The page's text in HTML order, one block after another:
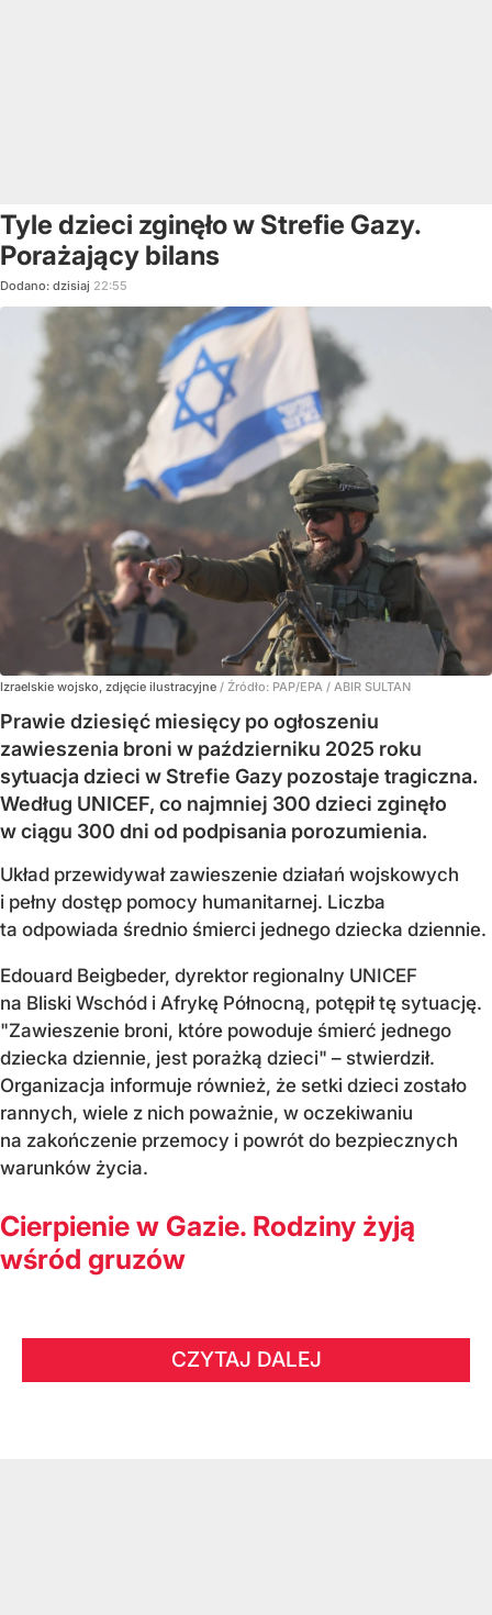
Tyle dzieci zginęło w Strefie Gazy.
Porażający bilans
Dodano: dzisiaj 22:55
Izraelskie wojsko, zdjęcie ilustracyjne / Źródło: PAP/EPA / ABIR SULTAN
Prawie dziesięć miesięcy po ogłoszeniu
zawieszenia broni w październiku 2025 roku
sytuacja dzieci w Strefie Gazy pozostaje tragiczna.
Według UNICEF, co najmniej 300 dzieci zginęło
w ciągu 300 dni od podpisania porozumienia.
Układ przewidywał zawieszenie działań wojskowych
i pełny dostęp pomocy humanitarnej. Liczba
ta odpowiada średnio śmierci jednego dziecka dziennie.
Edouard Beigbeder, dyrektor regionalny UNICEF
na Bliski Wschód i Afrykę Północną, potępił tę sytuację.
"Zawieszenie broni, które powoduje śmierć jednego
dziecka dziennie, jest porażką dzieci" – stwierdził.
Organizacja informuje również, że setki dzieci zostało
rannych, wiele z nich poważnie, w oczekiwaniu
na zakończenie przemocy i powrót do bezpiecznych
warunków życia.
Cierpienie w Gazie. Rodziny żyją
wśród gruzów
CZYTAJ DALEJ